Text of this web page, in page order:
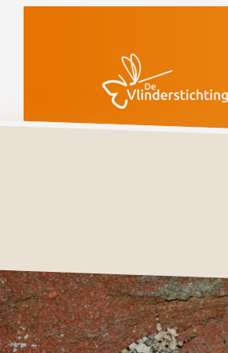
korstmosuil
BRYOPHILA
DOMESTICA